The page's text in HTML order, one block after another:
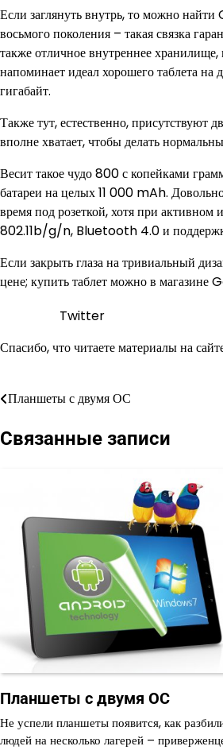
Если заглянуть внутрь, то можно
восьмого поколения – такая связка
также отличное внутреннее
напоминает идеал хорошего таблета
гигабайт.
Также тут, естественно,
вполне хватает, чтобы делать
Весит такое чудо 800 с копейками
батареи на целых 11 000 mAh.
время под розеткой, хотя при активном
802.11b/g/n, Bluetooth 4.0 и
Если закрыть глаза на тривиальный
цене; купить таблет можно в
Twitter
Спасибо, что читаете материалы на
Навигация
по
Планшеты с двумя ОС
Связанные записи
Планшеты с двумя ОС
Не успели планшеты появится, как
людей на несколько лагерей –